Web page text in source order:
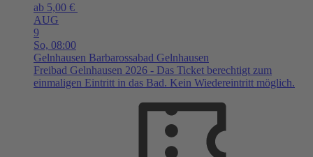
ab 5,00 €
AUG
9
So, 08:00
Gelnhausen Barbarossabad Gelnhausen
Freibad Gelnhausen 2026 - Das Ticket berechtigt zum
einmaligen Eintritt in das Bad. Kein Wiedereintritt möglich.